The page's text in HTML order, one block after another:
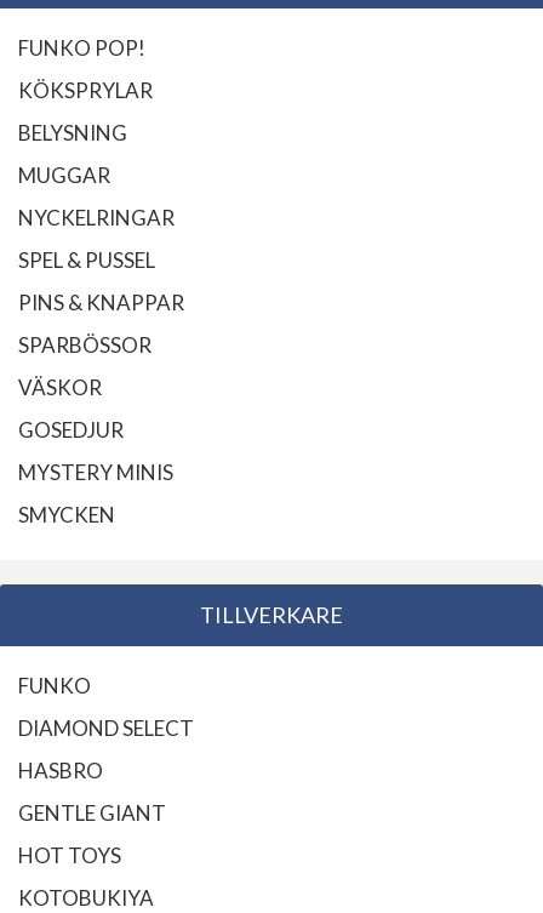
FUNKO POP!
KÖKSPRYLAR
BELYSNING
MUGGAR
NYCKELRINGAR
SPEL & PUSSEL
PINS & KNAPPAR
SPARBÖSSOR
VÄSKOR
GOSEDJUR
MYSTERY MINIS
SMYCKEN
TILLVERKARE
FUNKO
DIAMOND SELECT
HASBRO
GENTLE GIANT
HOT TOYS
KOTOBUKIYA